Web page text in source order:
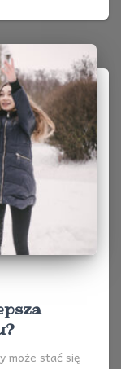
może stać się